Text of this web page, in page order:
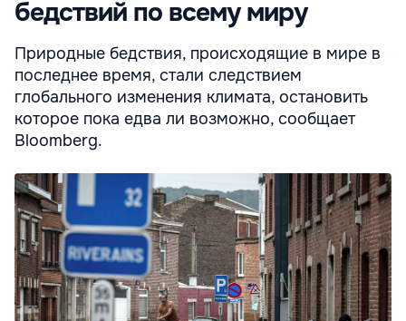
бедствий по всему миру
Природные бедствия, происходящие в мире в
последнее время, стали следствием
глобального изменения климата, остановить
которое пока едва ли возможно, сообщает
Bloomberg.